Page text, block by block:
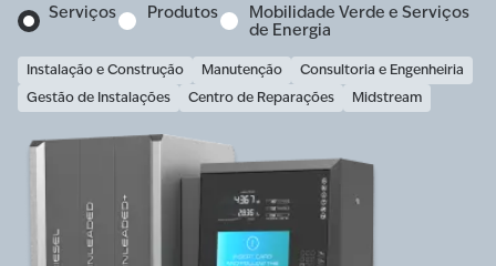
Serviços Produtos
Mobilidade Verde e Serviços
de Energia
Instalação e Construção Manutenção
Consultoria e Engenheiria
Gestão de Instalações
Centro de Reparações Midstream